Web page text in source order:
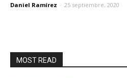
Daniel Ramírez - 25 septiembre, 2020
MOST READ